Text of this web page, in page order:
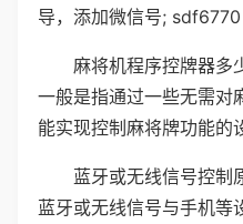
导，添加微信号; sdf6770
麻将机程序控牌器多
一般是指通过一些无需对
能实现控制麻将牌功能的
蓝牙或无线信号控制
蓝牙或无线信号与手机等